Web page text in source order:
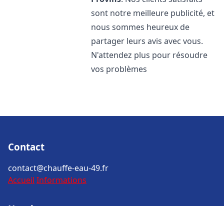
sont notre meilleure publicité, et
nous sommes heureux de
partager leurs avis avec vous.
N'attendez plus pour résoudre
vos problèmes
Contact
contact@chauffe-eau-49.fr
Accueil Informations